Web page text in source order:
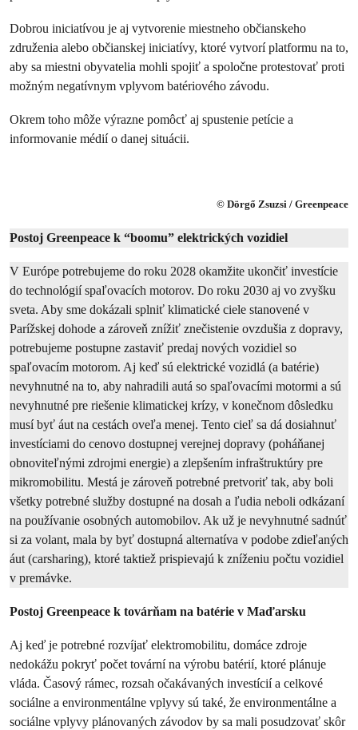
Dobrou iniciatívou je aj vytvorenie miestneho občianskeho
združenia alebo občianskej iniciatívy, ktoré vytvorí platformu na to,
aby sa miestni obyvatelia mohli spojiť a spoločne protestovať proti
možným negatívnym vplyvom batériového závodu.
Okrem toho môže výrazne pomôcť aj spustenie petície a
informovanie médií o danej situácii.
© Dörgő Zsuzsi / Greenpeace
Postoj Greenpeace k “boomu” elektrických vozidiel
V Európe potrebujeme do roku 2028 okamžite ukončiť investície
do technológií spaľovacích motorov. Do roku 2030 aj vo zvyšku
sveta. Aby sme dokázali splniť klimatické ciele stanovené v
Parížskej dohode a zároveň znížiť znečistenie ovzdušia z dopravy,
potrebujeme postupne zastaviť predaj nových vozidiel so
spaľovacím motorom. Aj keď sú elektrické vozidlá (a batérie)
nevyhnutné na to, aby nahradili autá so spaľovacími motormi a sú
nevyhnutné pre riešenie klimatickej krízy, v konečnom dôsledku
musí byť áut na cestách oveľa menej. Tento cieľ sa dá dosiahnuť
investíciami do cenovo dostupnej verejnej dopravy (poháňanej
obnoviteľnými zdrojmi energie) a zlepšením infraštruktúry pre
mikromobilitu. Mestá je zároveň potrebné pretvoriť tak, aby boli
všetky potrebné služby dostupné na dosah a ľudia neboli odkázaní
na používanie osobných automobilov. Ak už je nevyhnutné sadnúť
si za volant, mala by byť dostupná alternatíva v podobe zdieľaných
áut (carsharing), ktoré taktiež prispievajú k zníženiu počtu vozidiel
v premávke.
Postoj Greenpeace k továrňam na batérie v Maďarsku
Aj keď je potrebné rozvíjať elektromobilitu, domáce zdroje
nedokážu pokryť počet tovární na výrobu batérií, ktoré plánuje
vláda. Časový rámec, rozsah očakávaných investícií a celkové
sociálne a environmentálne vplyvy sú také, že environmentálne a
sociálne vplyvy plánovaných závodov by sa mali posudzovať skôr